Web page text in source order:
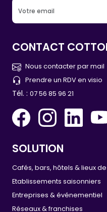
CONTACT
Nous contacter par mail
Prendre un RDV en visio
Tél. : 07 56 85 96 21
SOLUTION
Cafés, bars, hôtels & lieux
Etablissements saisonniers
Entreprises & événementiel
Réseaux & franchises